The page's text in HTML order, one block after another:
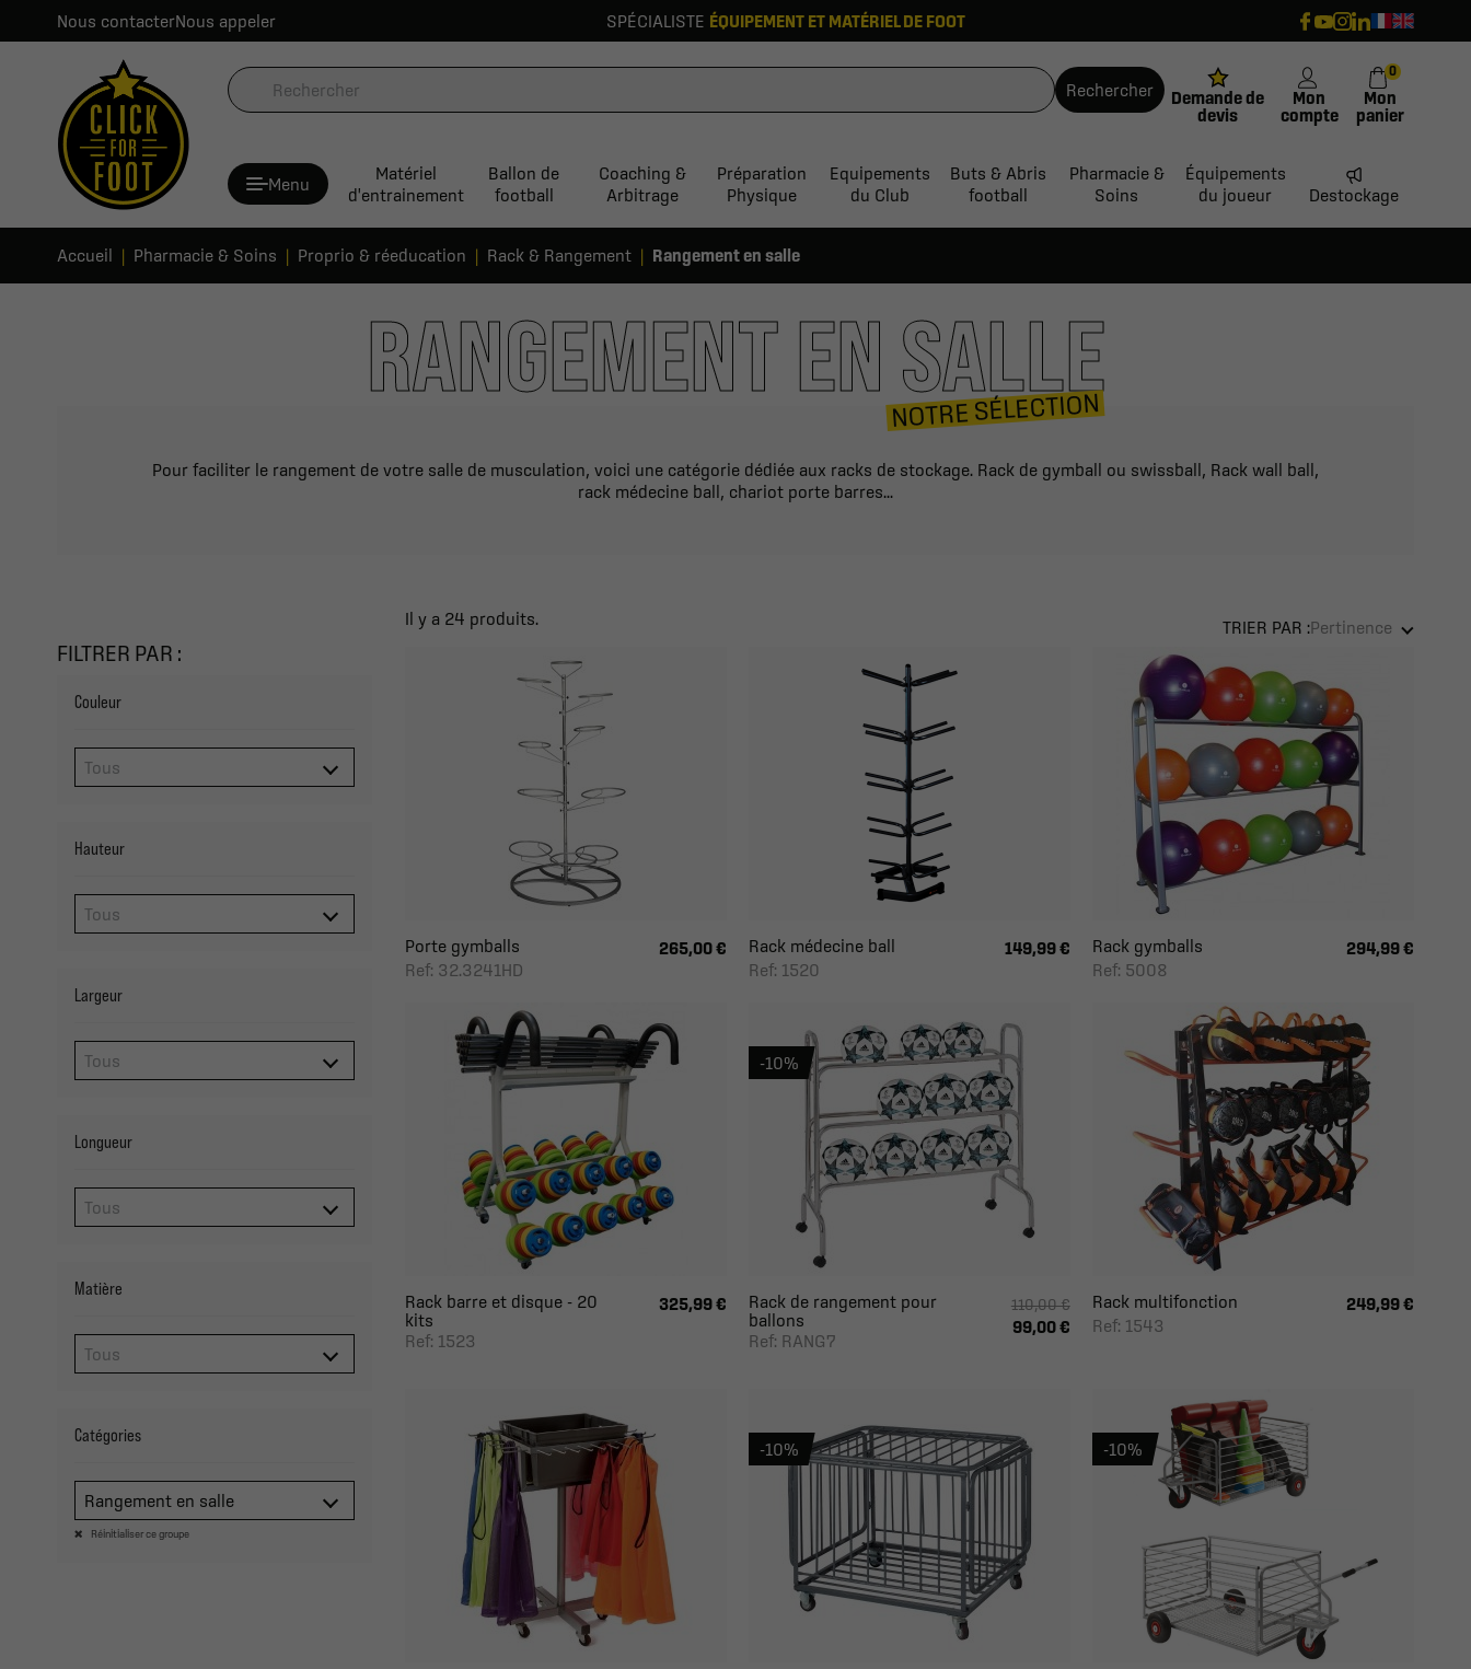
Nous contacterNous appeler SPÉCIALISTE ÉQUIPEMENT ET MATÉRIEL DE FOOT
Rechercher
Demande de
devis
Mon
compte
Mon
panier
0
Menu
Matériel
d'entrainement
Ballon de
football
Coaching &
Arbitrage
Préparation
Physique
Equipements
du Club
Buts & Abris
football
Pharmacie &
Soins
Équipements
du joueur
Destockage
Accueil Pharmacie & Soins Proprio & réeducation Rack & Rangement Rangement en salle
RANGEMENT EN SALLE
NOTRE SÉLECTION
Pour faciliter le rangement de votre salle de musculation, voici une catégorie dédiée aux racks de stockage. Rack de gymball ou swissball, Rack wall ball,
rack médecine ball, chariot porte barres...
FILTRER PAR :
Couleur
Hauteur
Largeur
Longueur
Matière
Catégories
Rangement en salle
Réinitialiser ce groupe
Il y a 24 produits. TRIER PAR :Pertinence
Porte gymballs
Ref: 32.3241HD
265,00 €
Rack médecine ball
Ref: 1520
149,99 €
Rack gymballs
Ref: 5008
294,99 €
Rack barre et disque - 20
kits
Ref: 1523
325,99 €
Rack de rangement pour
ballons
Ref: RANG7
110,00 €
99,00 €
-10%
Rack multifonction
Ref: 1543
249,99 €
-10% -10%